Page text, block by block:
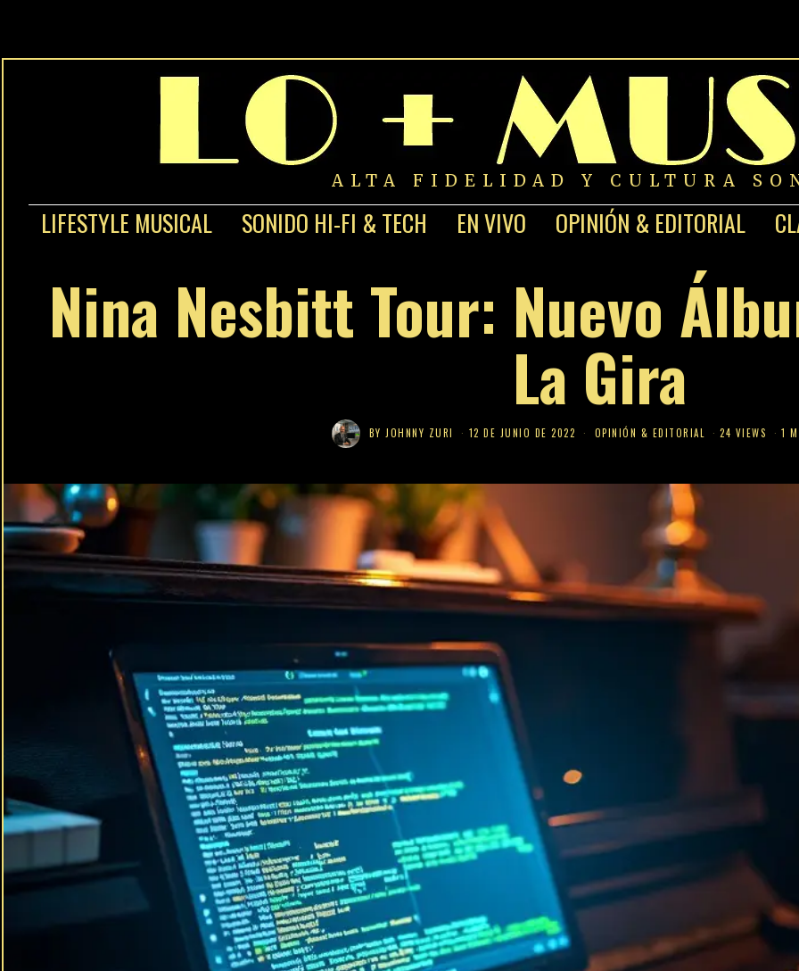
ALTA FIDELIDAD Y CULTURA
LIFESTYLE MUSICAL SONIDO HI-FI & TECH EN VIVO OPINIÓN & EDITORIAL
Nina Nesbitt Tour: Nuevo
La Gira
BY JOHNNY ZURI 12 DE JUNIO DE 2022 OPINIÓN & EDITORIAL 24 VIEWS 1